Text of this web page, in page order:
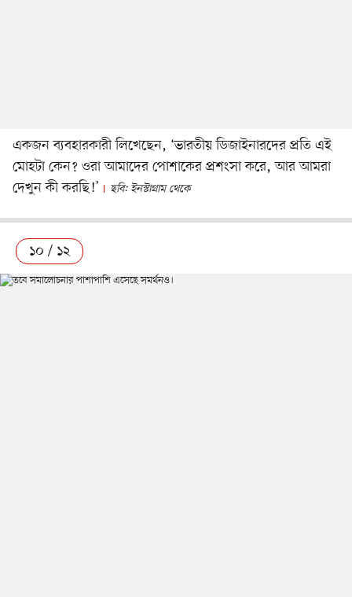
একজন ব্যবহারকারী লিখেছেন, ‘ভারতীয় ডিজাইনারদের প্রতি এই
মোহটা কেন? ওরা আমাদের পোশাকের প্রশংসা করে, আর আমরা
দেখুন কী করছি!’
ছবি: ইনস্টাগ্রাম থেকে
১০ / ১২